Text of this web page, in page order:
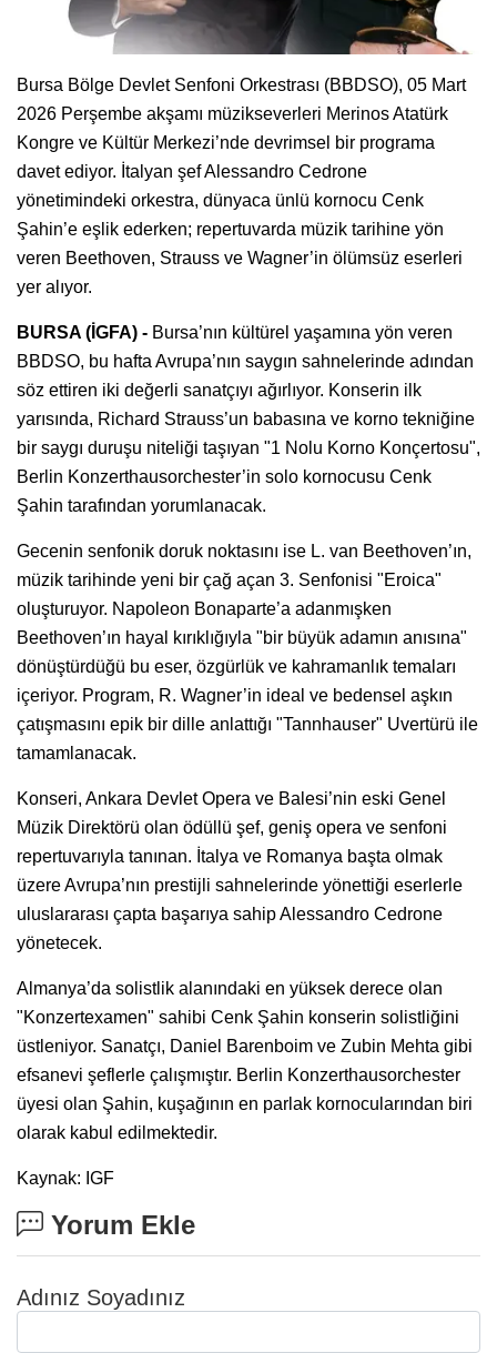
Bursa Bölge Devlet Senfoni Orkestrası (BBDSO), 05 Mart
2026 Perşembe akşamı müzikseverleri Merinos Atatürk
Kongre ve Kültür Merkezi’nde devrimsel bir programa
davet ediyor. İtalyan şef Alessandro Cedrone
yönetimindeki orkestra, dünyaca ünlü kornocu Cenk
Şahin’e eşlik ederken; repertuvarda müzik tarihine yön
veren Beethoven, Strauss ve Wagner’in ölümsüz eserleri
yer alıyor.
BURSA (İGFA) - Bursa’nın kültürel yaşamına yön veren
BBDSO, bu hafta Avrupa’nın saygın sahnelerinde adından
söz ettiren iki değerli sanatçıyı ağırlıyor. Konserin ilk
yarısında, Richard Strauss’un babasına ve korno tekniğine
bir saygı duruşu niteliği taşıyan "1 Nolu Korno Konçertosu",
Berlin Konzerthausorchester’in solo kornocusu Cenk
Şahin tarafından yorumlanacak.
Gecenin senfonik doruk noktasını ise L. van Beethoven’ın,
müzik tarihinde yeni bir çağ açan 3. Senfonisi "Eroica"
oluşturuyor. Napoleon Bonaparte’a adanmışken
Beethoven’ın hayal kırıklığıyla "bir büyük adamın anısına"
dönüştürdüğü bu eser, özgürlük ve kahramanlık temaları
içeriyor. Program, R. Wagner’in ideal ve bedensel aşkın
çatışmasını epik bir dille anlattığı "Tannhauser" Uvertürü ile
tamamlanacak.
Konseri, Ankara Devlet Opera ve Balesi’nin eski Genel
Müzik Direktörü olan ödüllü şef, geniş opera ve senfoni
repertuvarıyla tanınan. İtalya ve Romanya başta olmak
üzere Avrupa’nın prestijli sahnelerinde yönettiği eserlerle
uluslararası çapta başarıya sahip Alessandro Cedrone
yönetecek.
Almanya’da solistlik alanındaki en yüksek derece olan
"Konzertexamen" sahibi Cenk Şahin konserin solistliğini
üstleniyor. Sanatçı, Daniel Barenboim ve Zubin Mehta gibi
efsanevi şeflerle çalışmıştır. Berlin Konzerthausorchester
üyesi olan Şahin, kuşağının en parlak kornocularından biri
olarak kabul edilmektedir.
Kaynak: IGF
Yorum Ekle
Adınız Soyadınız